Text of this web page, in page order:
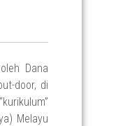
Dana
door, di
Melayu